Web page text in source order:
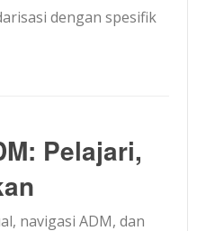
dengan spesifik
Pelajari,
navigasi ADM, dan